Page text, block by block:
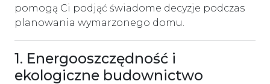
pomogą Ci podjąć świadome decyzje podczas
planowania wymarzonego domu.
1. Energooszczędność i
ekologiczne budownictwo